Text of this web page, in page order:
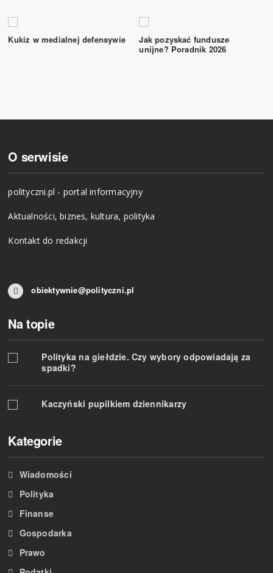
Kukiz w medialnej defensywie
Jak pozyskać fundusze
unijne? Poradnik 2026
O serwisie
polityczni.pl - portal informacyjny
Aktualności, biznes, kultura, polityka
Kontakt do redakcji
obiektywnie@polityczni.pl
Na topie
Polityka na giełdzie. Czy wybory odpowiadają za
spadki?
Kaczyński pupilkiem dziennikarzy
Kategorie
Wiadomości
Polityka
Finanse
Gospodarka
Prawo